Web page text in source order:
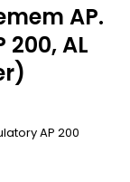
AP.
200, AL
AP 200